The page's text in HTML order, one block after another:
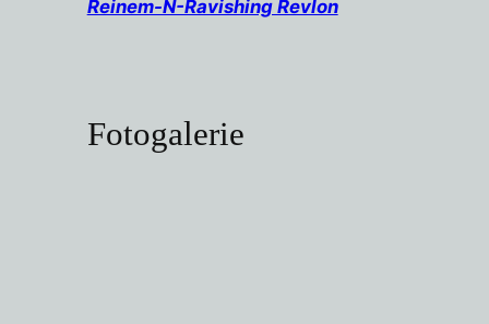
Reinem-N-Ravishing Revlon
Fotogalerie